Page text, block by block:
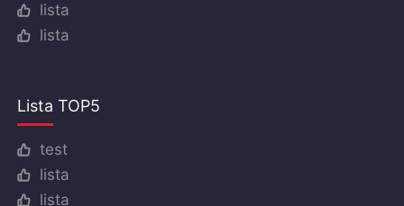
lista
lista
Lista TOP5
test
lista
lista